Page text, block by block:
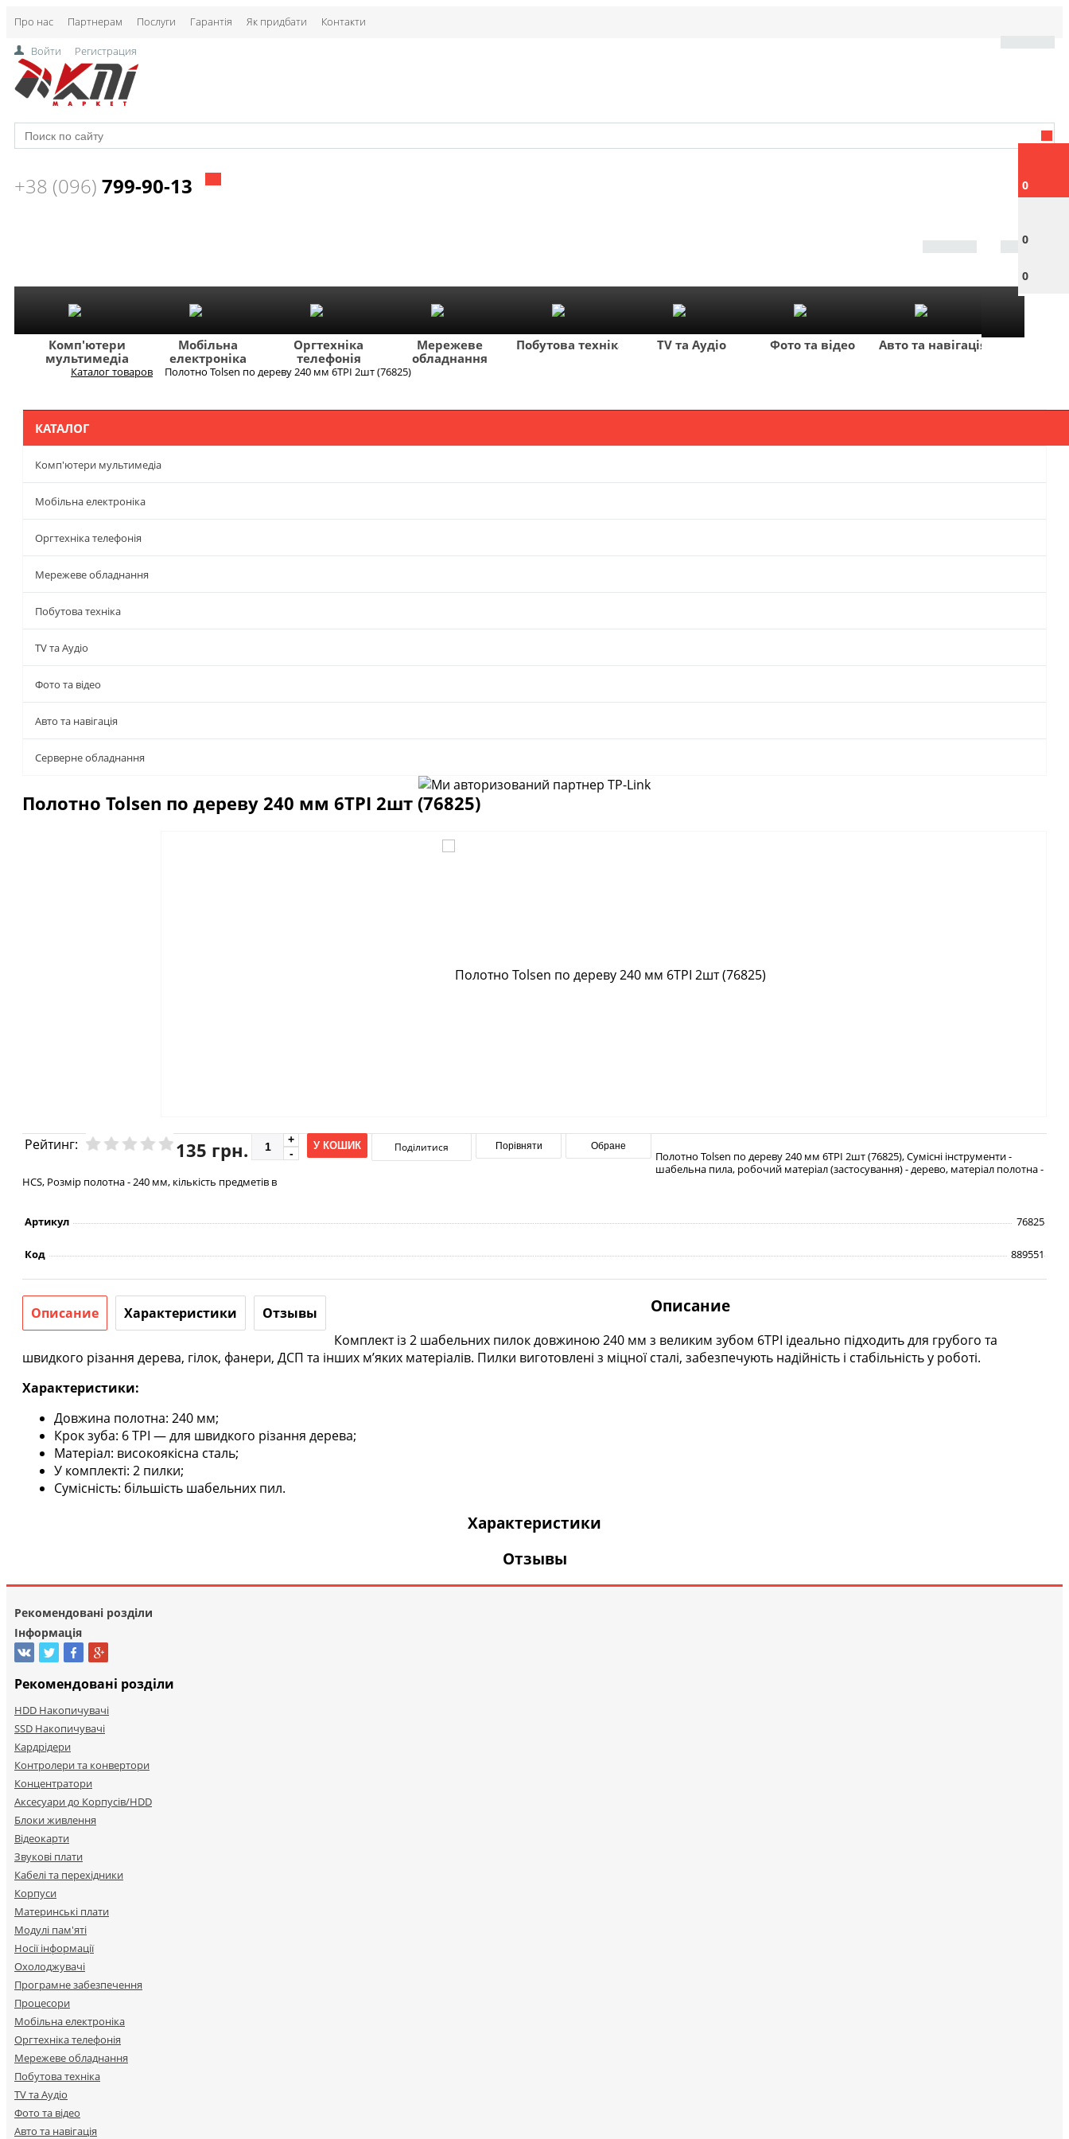
Про нас Партнерам Послуги Гарантія Як придбати Контакти
0
0
0
Войти Регистрация
+38 (096) 799-90-13
Комп'ютери
мультимедіа
Мобільна
електроніка
Оргтехніка
телефонія
Мережеве
обладнання
Побутова техніка TV та Аудіо Фото та відео Авто та навігація
Каталог товаров Полотно Tolsen по дереву 240 мм 6TPI 2шт (76825)
КАТАЛОГ
Комп'ютери мультимедіа
Мобільна електроніка
Оргтехніка телефонія
Мережеве обладнання
Побутова техніка
TV та Аудіо
Фото та відео
Авто та навігація
Серверне обладнання
Полотно Tolsen по дереву 240 мм 6TPI 2шт (76825)
Рейтинг: 135 грн. У КОШИК Поділитися Порівняти Обране
Полотно Tolsen по дереву 240 мм 6TPI 2шт (76825), Сумісні інструменти -
шабельна пила, робочий матеріал (застосування) - дерево, матеріал полотна -
HCS, Розмір полотна - 240 мм, кількість предметів в
Артикул 76825
Код 889551
Описание Характеристики Отзывы Описание
Комплект із 2 шабельних пилок довжиною 240 мм з великим зубом 6TPI ідеально підходить для грубого та
швидкого різання дерева, гілок, фанери, ДСП та інших м’яких матеріалів. Пилки виготовлені з міцної сталі, забезпечують надійність і стабільність у роботі.
Характеристики:
Довжина полотна: 240 мм;
Крок зуба: 6 TPI — для швидкого різання дерева;
Матеріал: високоякісна сталь;
У комплекті: 2 пилки;
Сумісність: більшість шабельних пил.
Характеристики
Отзывы
Рекомендовані розділи
Інформація
Рекомендовані розділи
HDD Накопичувачі
SSD Накопичувачі
Кардрідери
Контролери та конвертори
Концентратори
Аксесуари до Корпусів/HDD
Блоки живлення
Відеокарти
Звукові плати
Кабелі та перехідники
Корпуси
Материнські плати
Модулі пам'яті
Носії інформації
Охолоджувачі
Програмне забезпечення
Процесори
Мобільна електроніка
Оргтехніка телефонія
Мережеве обладнання
Побутова техніка
TV та Аудіо
Фото та відео
Авто та навігація